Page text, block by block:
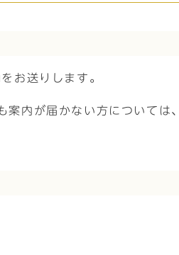
お送りします。
案内が届かない方については、